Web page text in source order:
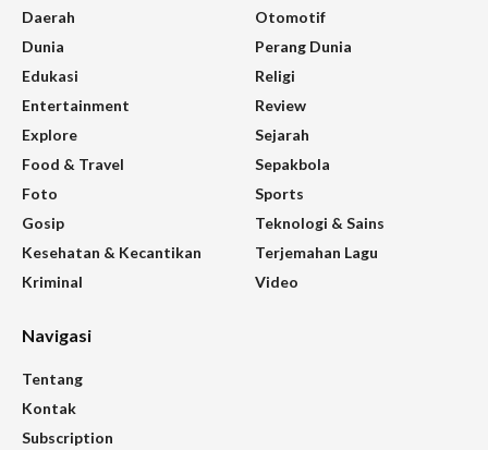
Daerah
Dunia
Edukasi
Entertainment
Explore
Food & Travel
Foto
Gosip
Kesehatan & Kecantikan
Kriminal
Otomotif
Perang Dunia
Religi
Review
Sejarah
Sepakbola
Sports
Teknologi & Sains
Terjemahan Lagu
Video
Navigasi
Tentang
Kontak
Subscription